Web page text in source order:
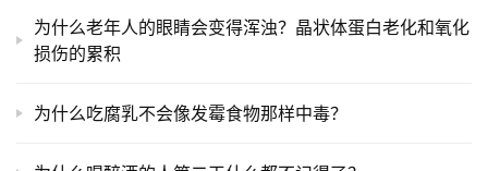
为什么老年人的眼睛会变得浑浊？晶状体蛋白老化和氧化
损伤的累积
为什么吃腐乳不会像发霉食物那样中毒？